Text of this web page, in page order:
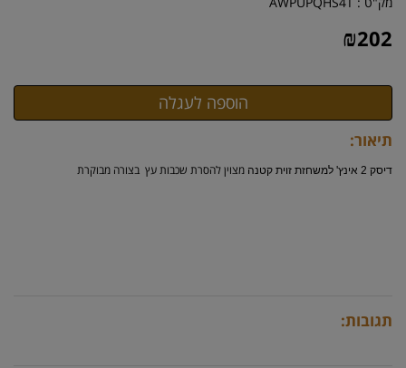
₪202
תיאור:
דיסק 2 אינץ' למשחזת זוית קטנה מצוין להסרת שכבות עץ בצורה מבוקרת
תגובות: